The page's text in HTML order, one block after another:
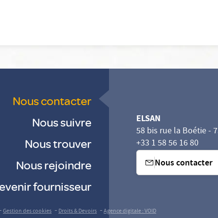
vos Options
paramètres de confidentialité, en garantissant la
Nous contacter
Nous suivre
Nous trouver
Nous rejoindre
fournisseur
ELSAN
58 bis rue la Boétie -
+33 1 58 56 16 80
Nous contacter
Gestion des cookies -Droits & Devoirs -Agence digitale : VOID